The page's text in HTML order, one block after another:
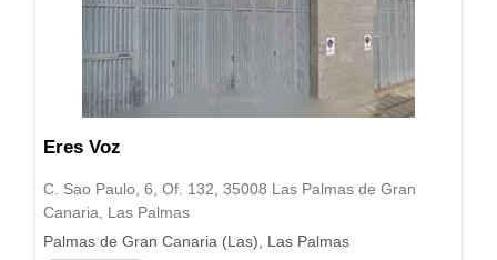
Eres Voz
C. Sao Paulo, 6, Of. 132, 35008 Las Palmas de Gran
Canaria, Las Palmas
Palmas de Gran Canaria (Las), Las Palmas